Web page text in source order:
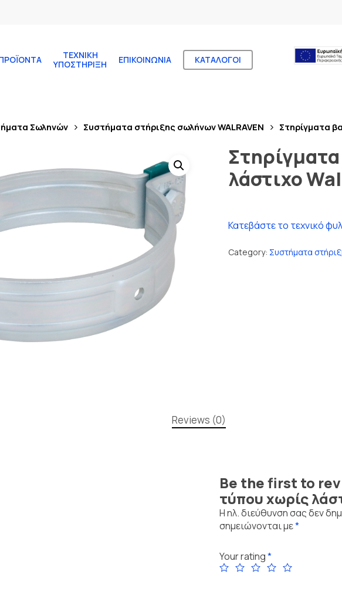
ΤΕΧΝΙΚΉ
ΥΠΟΣΤΉΡΙΞΗ
ΕΠΙΚΟΙΝΩΝΊΑ ΚΑΤΆΛΟΓΟΙ
Σωληνών Συστήματα στήριξης σωλήνων WALRAVEN Στηρίγματα
λάστιχο
Κατεβάστε το τεχνικό
Category: Συστήματα
Reviews (0)
Be the first to
τύπου χωρίς
Η ηλ. διεύθυνση σας δεν
σημειώνονται με*
Your rating*